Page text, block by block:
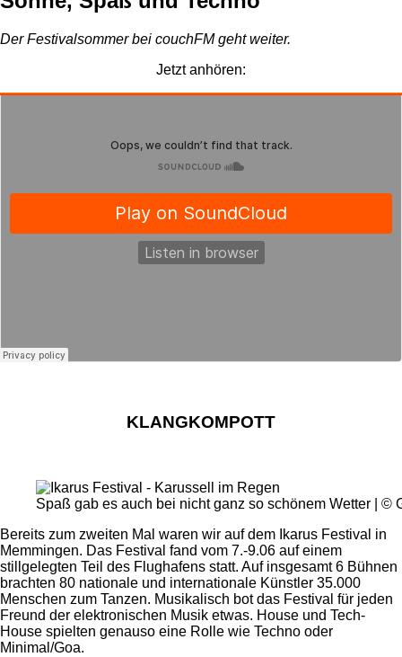
Der Festivalsommer bei couchFM geht weiter.
Jetzt anhören:
KLANGKOMPOTT
Spaß gab es auch bei nicht ganz so schönem Wetter | ©
Bereits zum zweiten Mal waren wir auf dem Ikarus Festival in
Memmingen. Das Festival fand vom 7.-9.06 auf einem
stillgelegten Teil des Flughafens statt. Auf insgesamt 6 Bühnen
brachten 80 nationale und internationale Künstler 35.000
Menschen zum Tanzen. Musikalisch bot das Festival für jeden
Freund der elektronischen Musik etwas. House und Tech-
House spielten genauso eine Rolle wie Techno oder
Minimal/Goa.